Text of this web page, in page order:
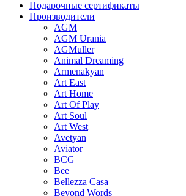
Подарочные сертификаты
Производители
AGM
AGM Urania
AGMuller
Animal Dreaming
Armenakyan
Art East
Art Home
Art Of Play
Art Soul
Art West
Avetyan
Aviator
BCG
Bee
Bellezza Casa
Beyond Words